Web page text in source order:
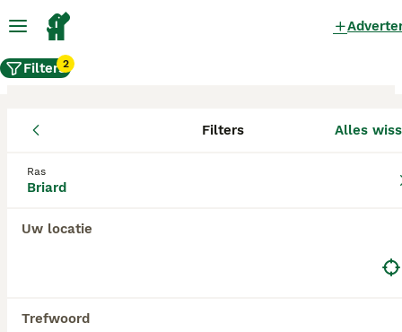
Filters2
Filters Alles
Ras
Briard
Uw locatie
Trefwoord
Briard Fokkers in deze lijst hebben een kopie van
ons aangeleverd, en fokken pups met een